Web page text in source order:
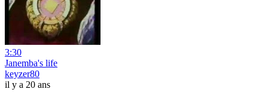
3:30
Janemba's life
keyzer80
il y a 20 ans